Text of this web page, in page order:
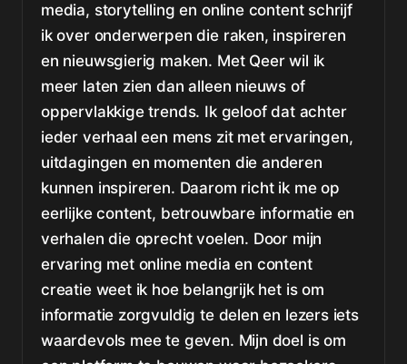
media, storytelling en online content schrijf
ik over onderwerpen die raken, inspireren
en nieuwsgierig maken. Met Qeer wil ik
meer laten zien dan alleen nieuws of
oppervlakkige trends. Ik geloof dat achter
ieder verhaal een mens zit met ervaringen,
uitdagingen en momenten die anderen
kunnen inspireren. Daarom richt ik me op
eerlijke content, betrouwbare informatie en
verhalen die oprecht voelen. Door mijn
ervaring met online media en content
creatie weet ik hoe belangrijk het is om
informatie zorgvuldig te delen en lezers iets
waardevols mee te geven. Mijn doel is om